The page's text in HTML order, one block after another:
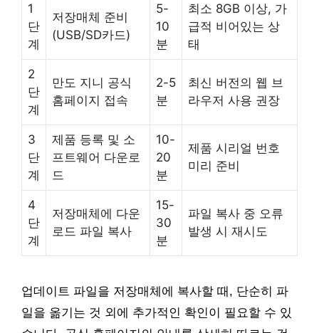
1
단
계
저장매체 준비
(USB/SD카드)
5-
10
분
최소 8GB 이상, 가
급적 비어있는 상
태
2
단
계
만도 지니 공식
홈페이지 접속
2-5
분
최신 버전의 웹 브
라우저 사용 권장
3
단
계
제품 등록 및 소
프트웨어 다운로
드
10-
20
분
제품 시리얼 번호
미리 준비
4
단
계
저장매체에 다운
로드 파일 복사
15-
30
분
파일 복사 중 오류
발생 시 재시도
업데이트 파일을 저장매체에 복사할 때, 단순히 파
일을 옮기는 것 외에 추가적인 확인이 필요할 수 있